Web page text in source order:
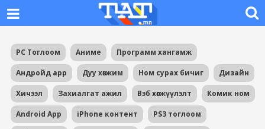
PC Тоглоом Аниме Программ хангамж
Андройд app Дуу хөгжим Ном сурах бичиг Дизайн
Хичээл Захиалгат ажил Вэб хөгжүүлэлт Комик ном
Android App iPhone контент PS3 тоглоом